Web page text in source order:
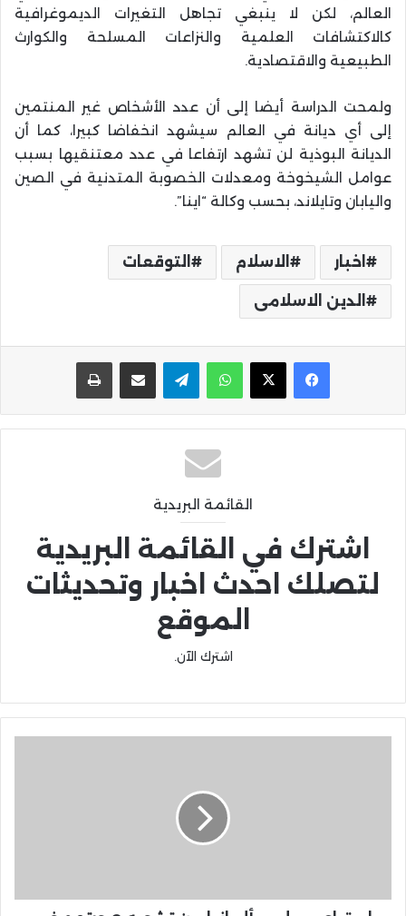
العالم، لكن لا ينبغي تجاهل التغيرات الديموغرافية
كالاكتشافات العلمية والنزاعات المسلحة والكوارث
الطبيعية والاقتصادية.
ولمحت الدراسة أيضا إلى أن عدد الأشخاص غير المنتمين
إلى أي ديانة في العالم سيشهد انخفاضا كبيرا، كما أن
الديانة البوذية لن تشهد ارتفاعا في عدد معتنقيها بسبب
عوامل الشيخوخة ومعدلات الخصوبة المتدنية في الصين
واليابان وتايلاند، بحسب وكالة “اينا”.
اخبار الاسلام التوقعات
الدين الاسلامى
واتساب تيلقرام مشاركة عبر البريد
القائمة البريدية
اشترك في القائمة البريدية
لتصلك احدث اخبار وتحديثات
الموقع
اشترك الآن.